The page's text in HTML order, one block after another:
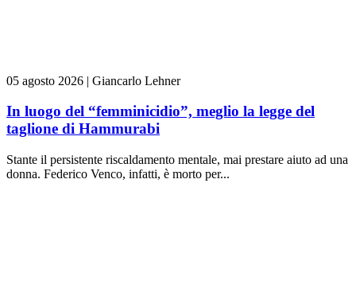
05 agosto 2026 | Giancarlo Lehner
In luogo del “femminicidio”, meglio la legge del
taglione di Hammurabi
Stante il persistente riscaldamento mentale, mai prestare aiuto ad una
donna. Federico Venco, infatti, è morto per...